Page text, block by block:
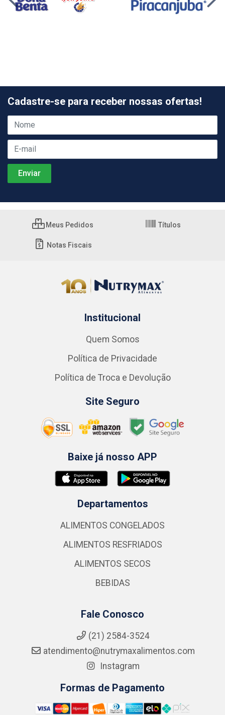
Cadastre-se para receber nossas ofertas!
Meus Pedidos Títulos
Notas Fiscais
Institucional
Quem Somos
Política de Privacidade
Política de Troca e Devolução
Site Seguro
Baixe já nosso APP
Departamentos
ALIMENTOS CONGELADOS
ALIMENTOS RESFRIADOS
ALIMENTOS SECOS
BEBIDAS
Fale Conosco
(21) 2584-3524
atendimento@nutrymaxalimentos.com
Instagram
Formas de Pagamento